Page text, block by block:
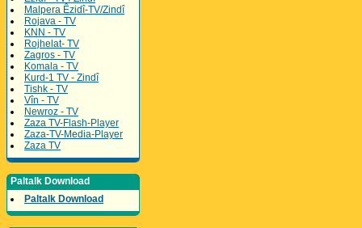
Malpera Êzidî-TV/Zindî
Rojava - TV
KNN - TV
Rojhelat- TV
Zagros - TV
Komala - TV
Kurd-1 TV - Zindî
Tishk - TV
Vîn - TV
Newroz - TV
Zaza TV-Flash-Player
Zaza-TV-Media-Player
Zaza TV
Paltalk Download
Paltalk Download